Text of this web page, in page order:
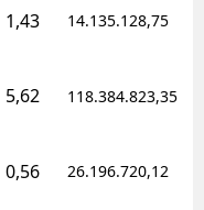
1,43 14.135.128,75
5,62 118.384.823,35
0,56 26.196.720,12